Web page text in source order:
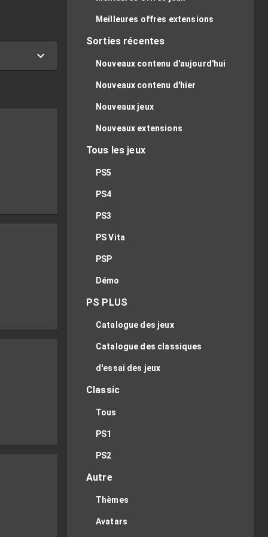
Meilleures offres extensions
Sorties récentes
Nouveaux contenu d'aujourd'hui
Nouveaux contenu d'hier
Nouveaux jeux
Nouveaux extensions
Tous les jeux
PS5
PS4
PS3
PS Vita
PSP
Démo
PS PLUS
Catalogue des jeux
Catalogue des classiques
d'essai des jeux
Classic
Tous
PS1
PS2
Autre
Thèmes
Avatars